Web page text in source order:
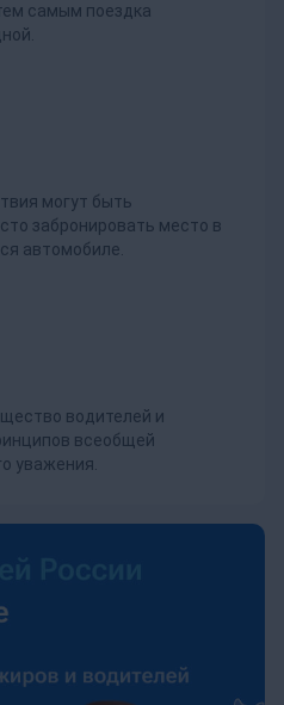
самым поездка
могут быть
забронировать место в
автомобиле.
водителей и
всеобщей
уважения.